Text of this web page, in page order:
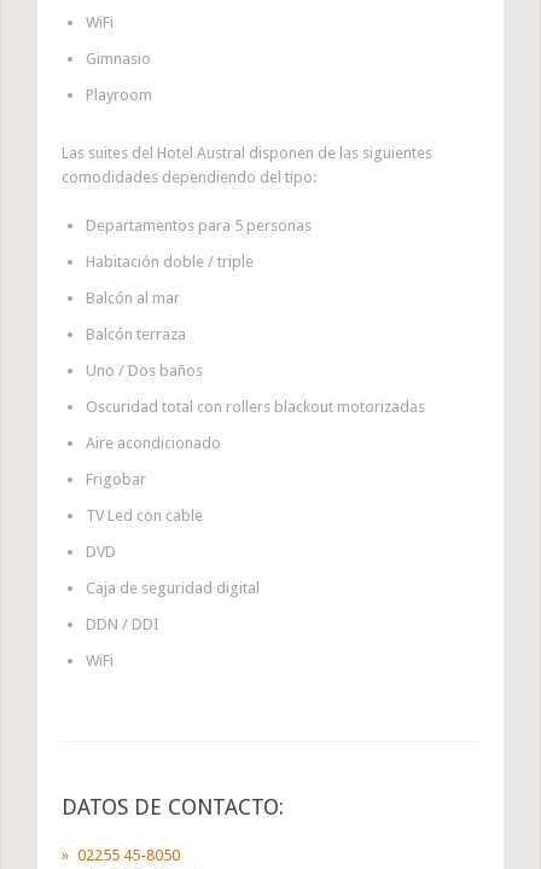
WiFi
Gimnasio
Playroom
Las suites del Hotel Austral disponen de las siguientes
comodidades dependiendo del tipo:
Departamentos para 5 personas
Habitación doble / triple
Balcón al mar
Balcón terraza
Uno / Dos baños
Oscuridad total con rollers blackout motorizadas
Aire acondicionado
Frigobar
TV Led con cable
DVD
Caja de seguridad digital
DDN / DDI
WiFi
DATOS DE CONTACTO:
02255 45-8050